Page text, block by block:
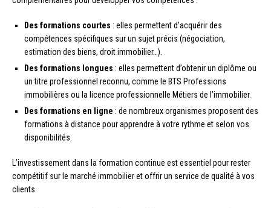
Des formations courtes : elles permettent d’acquérir des
compétences spécifiques sur un sujet précis (négociation,
estimation des biens, droit immobilier…).
Des formations longues : elles permettent d’obtenir un diplôme ou
un titre professionnel reconnu, comme le BTS Professions
immobilières ou la licence professionnelle Métiers de l’immobilier.
Des formations en ligne : de nombreux organismes proposent des
formations à distance pour apprendre à votre rythme et selon vos
disponibilités.
L’investissement dans la formation continue est essentiel pour rester
compétitif sur le marché immobilier et offrir un service de qualité à vos
clients.